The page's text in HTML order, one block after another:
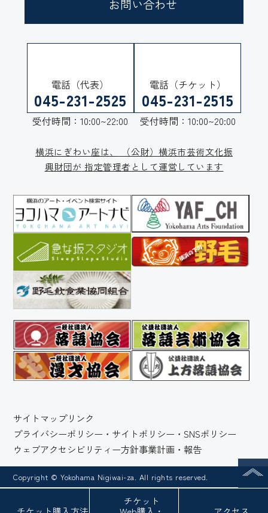
チケット
お問い合わせ
電話（代表）
045-231-2525
受付時間：10:00~22:00
電話（チケット）
045-231-2515
受付時間：10:00~20:00
横浜にぎわい座は、
（公財）横浜市芸術文化振
興財団が 指定管理者として運営しています
サイトマップリンク
プライバシーポリシー・サイトポリシー・SNSポリシー
ウェブアクセシビリティー方針事業計画・報告
Copyright © Yokohama Nigiwai-za. All rights reserved.